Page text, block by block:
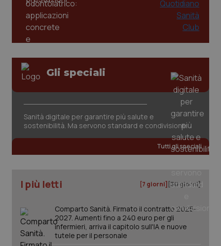
Gli speciali
Sanità digitale per garantire più salute e
sostenibilità. Ma servono standard e condivisione
Tutti gli speciali
I più letti [7 giorni] [30 giorni]
Comparto Sanità. Firmato il contratto 2025-
2027. Aumenti fino a 240 euro per gli
infermieri, arriva il capitolo sull'IA e nuove
tutele per il personale
www.quotidianosanita.it
5
tracking-sites-ironfish-
tracking-enable
www.quotidianosanita.it